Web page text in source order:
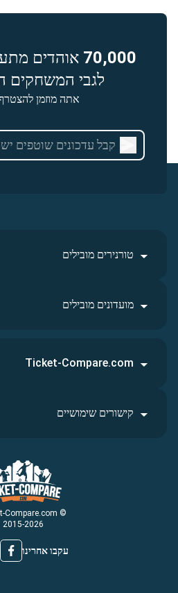
70,000 אוהדים
לגבי המשחקים
אתה מוזמן
טורנירים מובילים
מועדונים מובילים
© Ticket-Compare.com
2015-2026
עקבו אחרינו
Ticket-Compare.com
קישורים שימושיים